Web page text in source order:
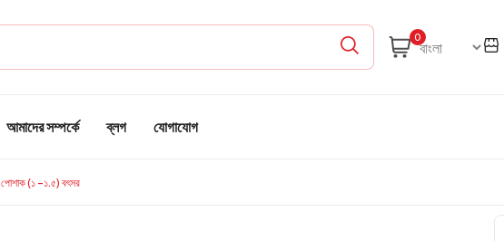
0
আমাদের সম্পর্কে ব্লগ যোগাযোগ
পোশাক (১ -১.৫) বৎসর